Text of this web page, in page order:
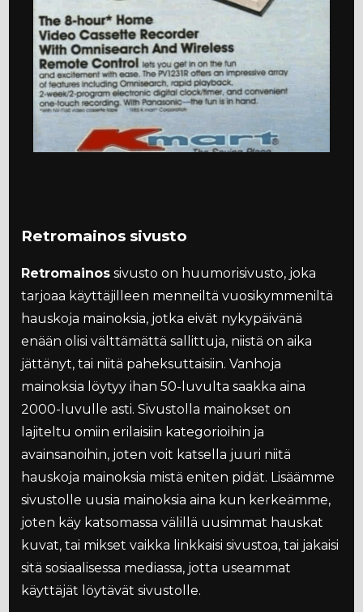
Retromainos sivusto
Retromainos sivusto on huumorisivusto, joka
tarjoaa käyttäjilleen menneiltä vuosikymmeniltä
hauskoja mainoksia, jotka eivät nykypäivänä
enään olisi välttämättä sallittuja, niistä on aika
jättänyt, tai niitä paheksuttaisiin. Vanhoja
mainoksia löytyy ihan 50-luvulta saakka aina
2000-luvulle asti. Sivustolla mainokset on
lajiteltu omiin erilaisiin kategorioihin ja
avainsanoihin, joten voit katsella juuri niitä
hauskoja mainoksia mistä eniten pidät. Lisäämme
sivustolle uusia mainoksia aina kun kerkeämme,
joten käy katsomassa välillä uusimmat hauskat
kuvat, tai mikset vaikka linkkaisi sivustoa, tai jakaisi
sitä sosiaalisessa mediassa, jotta useammat
käyttäjät löytävät sivustolle.